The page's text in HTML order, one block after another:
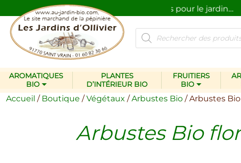
Des plantes et des produits pour le jardin…
respectueux de l’environnement.
Recherche
de
produits
AROMATIQUES
BIO
PLANTES
D’INTÉRIEUR BIO
FRUITIERS
BIO
Accueil / Boutique /Végétaux /Arbustes Bio / Arbustes
Arbustes Bio